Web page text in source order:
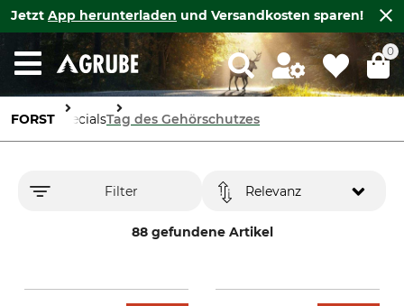
Jetzt App herunterladen und Versandkosten sparen!
0
FORST SpecialsTag des Gehörschutzes
Filter
88 gefundene Artikel
Relevanz